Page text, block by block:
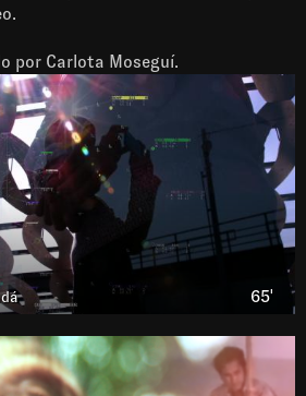
por Carlota Moseguí.
65'